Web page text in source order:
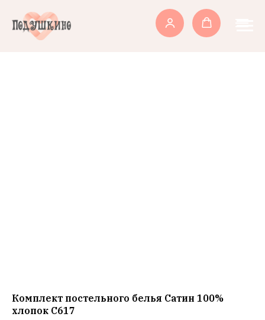
Комплект постельного белья Сатин 100%
хлопок C617